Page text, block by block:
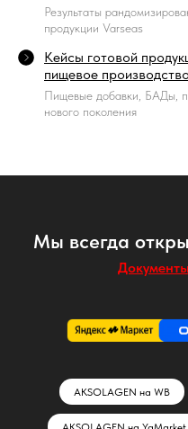
Результаты
продукции Varseas
Кейсы готовой
пищевое производство
Пищевые добавки, БАДы,
нового поколения
Мы всегда
AKSOLAGEN на WB